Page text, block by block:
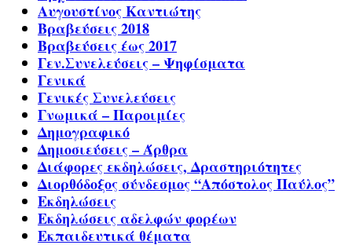
Αυγουστίνος Καντιώτης
Βραβεύσεις 2018
Βραβεύσεις έως 2017
Γεν.Συνελεύσεις – Ψηφίσματα
Γενικά
Γενικές Συνελεύσεις
Γνωμικά – Παροιμίες
Δημογραφικό
Δημοσιεύσεις – Άρθρα
Διάφορες εκδηλώσεις, Δραστηριότητες
Διορθόδοξος σύνδεσμος “Απόστολος Παύλος”
Εκδηλώσεις
Εκδηλώσεις αδελφών φορέων
Εκπαιδευτικά θέματα